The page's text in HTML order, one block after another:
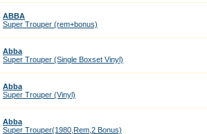
ABBA
Super Trouper (rem+bonus)
Abba
Super Trouper (Single Boxset Vinyl)
Abba
Super Trouper (Vinyl)
Abba
Super Trouper(1980,Rem,2 Bonus)